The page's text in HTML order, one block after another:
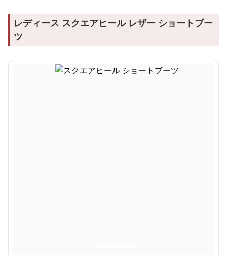
レディース スクエアヒール レザー ショートブー
ツ